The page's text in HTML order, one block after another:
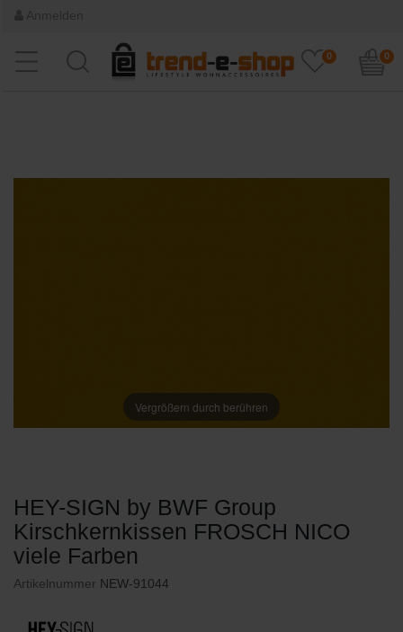
0 0
Vergrößern durch berühren
HEY-SIGN by BWF Group
Kirschkernkissen FROSCH NICO
viele Farben
Artikelnummer NEW-91044